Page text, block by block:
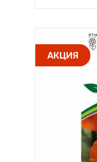
АКЦИЯ